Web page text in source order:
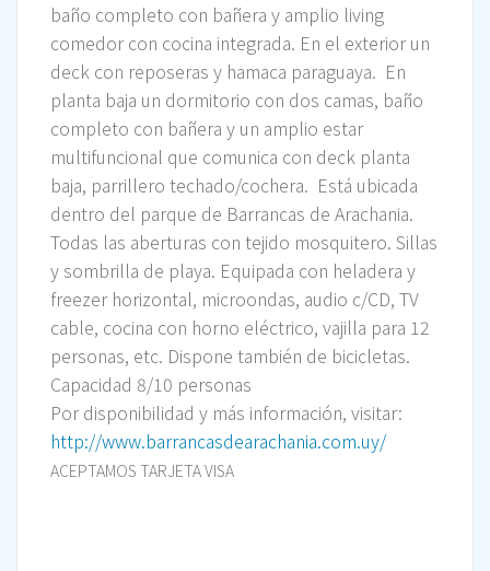
baño completo con bañera y amplio living
comedor con cocina integrada. En el exterior un
deck con reposeras y hamaca paraguaya. En
planta baja un dormitorio con dos camas, baño
completo con bañera y un amplio estar
multifuncional que comunica con deck planta
baja, parrillero techado/cochera. Está ubicada
dentro del parque de Barrancas de Arachania.
Todas las aberturas con tejido mosquitero. Sillas
y sombrilla de playa. Equipada con heladera y
freezer horizontal, microondas, audio c/CD, TV
cable, cocina con horno eléctrico, vajilla para 12
personas, etc. Dispone también de bicicletas.
Capacidad 8/10 personas
Por disponibilidad y más información, visitar:
http://www.barrancasdearachania.com.uy/
ACEPTAMOS TARJETA VISA